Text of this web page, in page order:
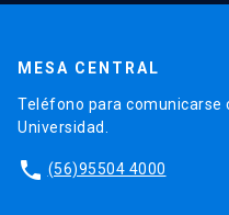
MESA CENTRAL
Teléfono para comunicarse
Universidad.
phone (56)95504 4000